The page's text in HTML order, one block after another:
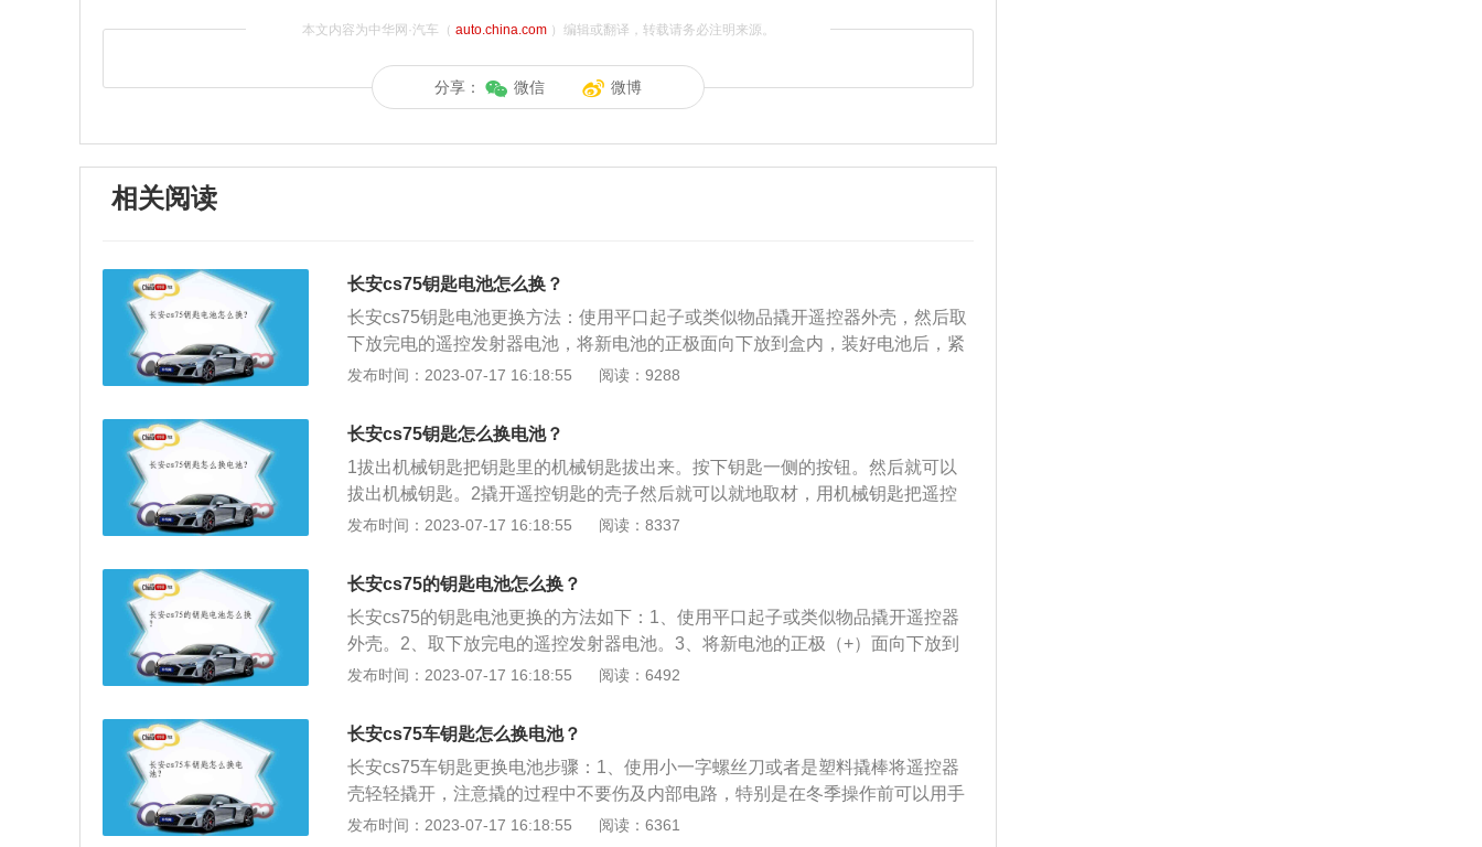
本文内容为中华网·汽车（ auto.china.com）编辑或翻译，转载请务必注明来源。
分享： 微信 微博
相关阅读
长安cs75钥匙电池怎么换？
长安cs75钥匙电池更换方法：使用平口起子或类似物品撬开遥控器外壳，然后取
下放完电的遥控发射器电池，将新电池的正极面向下放到盒内，装好电池后，紧
紧盖上遥控发射器盖。长安cs75是一款紧凑型SUV，其车身尺寸长宽高分别为46
息的前格栅设计，大胆突破常规手法，与大灯巧妙融为一体，以更具个性的硬朗
线条勾勒出动感与狂野的个性。双矩形前脸大灯特有扁平化处理，犹如一双犀利
的眼睛，更显专注且气势凌人，让整个车显得张扬而富有激情。
发布时间：2023-07-17 16:18:55 阅读：9288
长安cs75钥匙怎么换电池？
1拔出机械钥匙把钥匙里的机械钥匙拔出来。按下钥匙一侧的按钮。然后就可以
拔出机械钥匙。2撬开遥控钥匙的壳子然后就可以就地取材，用机械钥匙把遥控
钥匙的壳子撬开。3把钥匙打开只要撬开一条缝隙，就可以慢慢地把整个钥匙打
去即可。
发布时间：2023-07-17 16:18:55 阅读：8337
长安cs75的钥匙电池怎么换？
长安cs75的钥匙电池更换的方法如下：1、使用平口起子或类似物品撬开遥控器
外壳。2、取下放完电的遥控发射器电池。3、将新电池的正极（+）面向下放到
盒内。4、装好电池后，紧紧盖上遥控发射器盖。5、更换电池后，检查遥控发射
要移动或触摸遥控发射器中的任何部件，否则将阻碍正常的操作。3、不要用湿
的手更换电池，水将造成电池意外的生锈。4、在电池装入时，不要弄弯遥控发
射器的插入电极，在盒子里避免粘附灰尘和油类。
发布时间：2023-07-17 16:18:55 阅读：6492
长安cs75车钥匙怎么换电池？
长安cs75车钥匙更换电池步骤：1、使用小一字螺丝刀或者是塑料撬棒将遥控器
壳轻轻撬开，注意撬的过程中不要伤及内部电路，特别是在冬季操作前可以用手
触碰金属释放静电。2、对于可拆卸式的机械钥匙，需要先将机械钥匙拆除，可
发布时间：2023-07-17 16:18:55 阅读：6361